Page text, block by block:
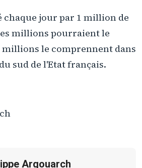
chaque jour par 1 million de
millions pourraient le
millions le comprennent dans
sud de l'Etat français.
Argouarch